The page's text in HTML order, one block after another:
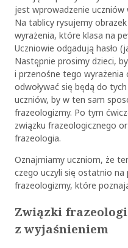
jest wprowadzenie
Na tablicy rysujemy
wyrażenia, które klasa na
Uczniowie odgadują hasło
Następnie prosimy dzieci,
i przenośne tego wyrażenia
odwoływać się będą do
uczniów, by w ten sam
frazeologizmy. Po tym
związku frazeologicznego
frazeologia.
Oznajmiamy uczniom, że
czego uczyli się ostatnio na
frazeologizmy, które
Związki
z wyjaśnieniem